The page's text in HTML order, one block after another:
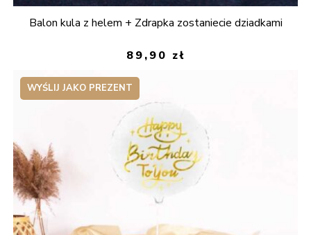
Balon kula z helem + Zdrapka zostaniecie dziadkami
89,90 zł
WYŚLIJ JAKO PREZENT